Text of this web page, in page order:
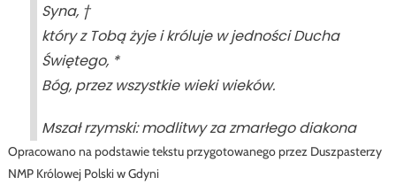
Syna, †
który z Tobą żyje i króluje w jedności Ducha
Świętego, *
Bóg, przez wszystkie wieki wieków.
Mszał rzymski: modlitwy za zmarłego diakona
Opracowano na podstawie tekstu przygotowanego przez Duszpasterzy
NMP Królowej Polski w Gdyni